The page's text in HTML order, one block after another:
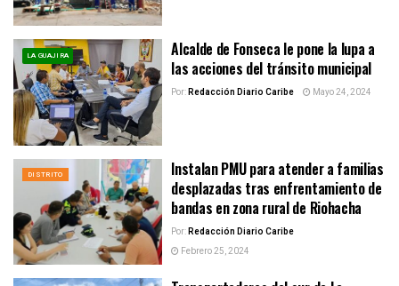
LA GUAJIRA
Alcalde de Fonseca le pone la lupa a
las acciones del tránsito municipal
Por:Redacción Diario Caribe Mayo 24, 2024
DISTRITO
Instalan PMU para atender a familias
desplazadas tras enfrentamiento de
bandas en zona rural de Riohacha
Por:Redacción Diario Caribe
Febrero 25, 2024